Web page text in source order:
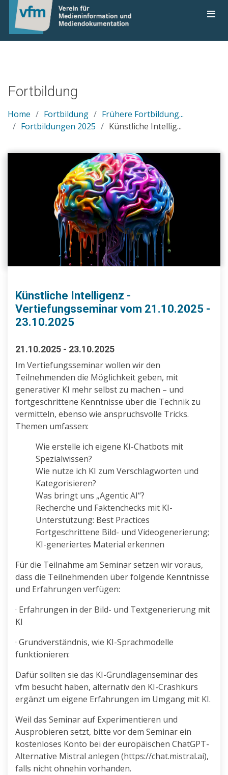
Fortbildung
Home Fortbildung
Frühere Fortbildung...
Fortbildungen 2025
Künstliche Intellig...
Künstliche Intelligenz -
Vertiefungsseminar vom 21.10.2025 -
23.10.2025
21.10.2025 - 23.10.2025
Im Vertiefungsseminar wollen wir den
Teilnehmenden die Möglichkeit geben, mit
generativer KI mehr selbst zu machen – und
fortgeschrittene Kenntnisse über die Technik zu
vermitteln, ebenso wie anspruchsvolle Tricks.
Themen umfassen:
Wie erstelle ich eigene KI-Chatbots mit
Spezialwissen?
Wie nutze ich KI zum Verschlagworten und
Kategorisieren?
Was bringt uns „Agentic AI“?
Recherche und Faktenchecks mit KI-
Unterstützung: Best Practices
Fortgeschrittene Bild- und Videogenerierung;
KI-generiertes Material erkennen
Für die Teilnahme am Seminar setzen wir voraus,
dass die Teilnehmenden über folgende Kenntnisse
und Erfahrungen verfügen:
· Erfahrungen in der Bild- und Textgenerierung mit
KI
· Grundverständnis, wie KI-Sprachmodelle
funktionieren:
Dafür sollten sie das KI-Grundlagenseminar des
vfm besucht haben, alternativ den KI-Crashkurs
ergänzt um eigene Erfahrungen im Umgang mit KI.
Weil das Seminar auf Experimentieren und
Ausprobieren setzt, bitte vor dem Seminar ein
kostenloses Konto bei der europäischen ChatGPT-
Alternative Mistral anlegen (https://chat.mistral.ai),
falls nicht ohnehin vorhanden.